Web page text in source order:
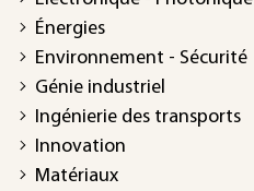
Énergies
Environnement - Sécurité
Génie industriel
Ingénierie des transports
Innovation
Matériaux